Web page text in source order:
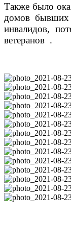
Также было
домов бывших
инвалидов,
ветеранов .